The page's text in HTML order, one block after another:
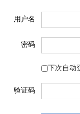
用户名
密码
下次自动
验证码